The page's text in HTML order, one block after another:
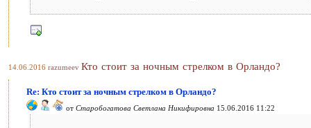
14.06.2016 razumeev Кто стоит за ночным стрелком в Орландо?
Re: Кто стоит за ночным стрелком в Орландо?
от Старобогатова Светлана Никифировна 15.06.2016 11:22